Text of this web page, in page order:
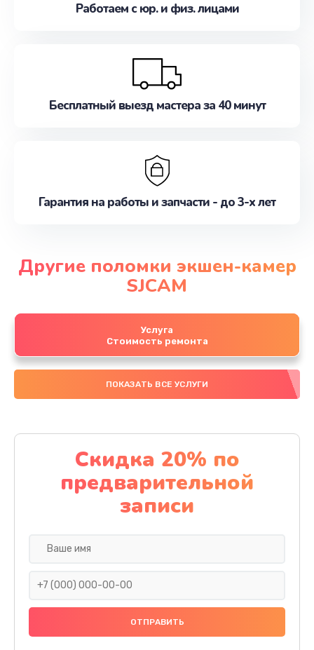
Работаем с юр. и физ. лицами
Бесплатный выезд мастера за 40 минут
Гарантия на работы и запчасти - до 3-х лет
Другие поломки экшен-камер
SJCAM
Услуга
Стоимость ремонта
ПОКАЗАТЬ ВСЕ УСЛУГИ
Скидка 20% по
предварительной
записи